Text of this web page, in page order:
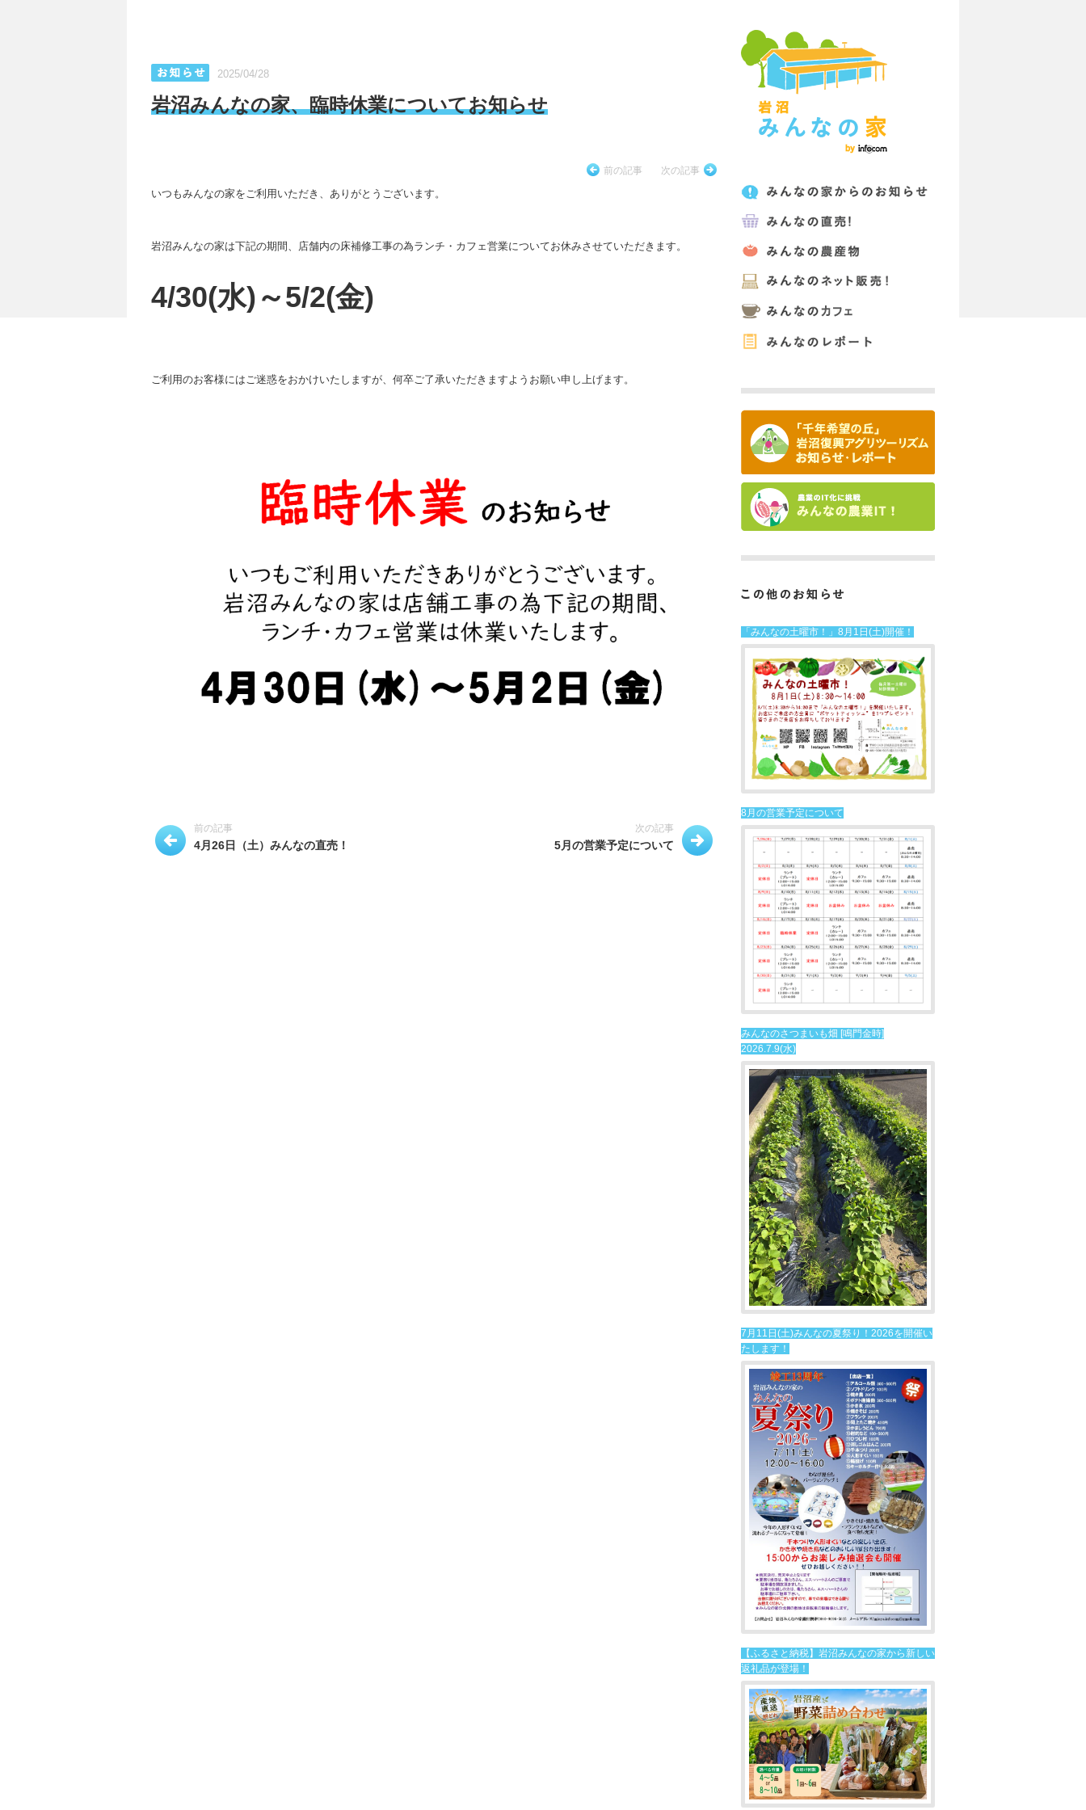
2025/04/28
岩沼みんなの家、臨時休業についてお知らせ
前の記事 次の記事
いつもみんなの家をご利用いただき、ありがとうございます。
岩沼みんなの家は下記の期間、店舗内の床補修工事の為ランチ・カフェ営業についてお休みさせていただきます。
4/30(水)～5/2(金)
ご利用のお客様にはご迷惑をおかけいたしますが、何卒ご了承いただきますようお願い申し上げます。
前の記事
4月26日（土）みんなの直売！
次の記事
5月の営業予定について
「みんなの土曜市！」8月1日(土)開催！
8月の営業予定について
みんなのさつまいも畑 [鳴門金時]
2026.7.9(水)
7月11日(土)みんなの夏祭り！2026を開催い
たします！
【ふるさと納税】岩沼みんなの家から新しい
返礼品が登場！